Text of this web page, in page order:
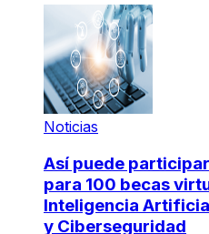
Noticias
Así puede
para 100 becas
Inteligencia
y Ciberseguridad